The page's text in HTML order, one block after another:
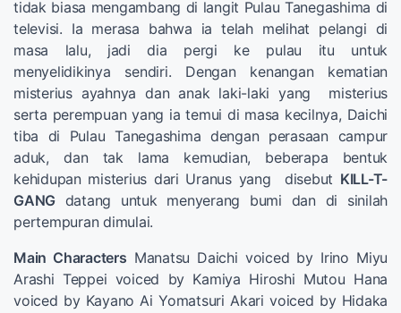
tidak biasa mengambang di langit Pulau Tanegashima di
televisi. Ia merasa bahwa ia telah melihat pelangi di
masa lalu, jadi dia pergi ke pulau itu untuk
menyelidikinya sendiri. Dengan kenangan kematian
misterius ayahnya dan anak laki-laki yang misterius
serta perempuan yang ia temui di masa kecilnya, Daichi
tiba di Pulau Tanegashima dengan perasaan campur
aduk, dan tak lama kemudian, beberapa bentuk
kehidupan misterius dari Uranus yang disebut KILL-T-
GANG datang untuk menyerang bumi dan di sinilah
pertempuran dimulai.
Main Characters Manatsu Daichi voiced by Irino Miyu
Arashi Teppei voiced by Kamiya Hiroshi Mutou Hana
voiced by Kayano Ai Yomatsuri Akari voiced by Hidaka